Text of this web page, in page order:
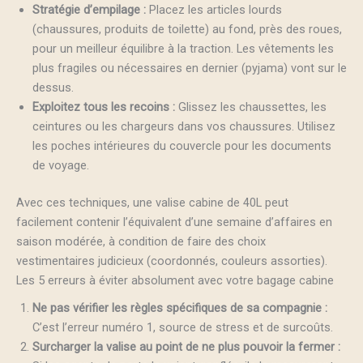
Stratégie d’empilage : Placez les articles lourds
(chaussures, produits de toilette) au fond, près des roues,
pour un meilleur équilibre à la traction. Les vêtements les
plus fragiles ou nécessaires en dernier (pyjama) vont sur le
dessus.
Exploitez tous les recoins : Glissez les chaussettes, les
ceintures ou les chargeurs dans vos chaussures. Utilisez
les poches intérieures du couvercle pour les documents
de voyage.
Avec ces techniques, une valise cabine de 40L peut
facilement contenir l’équivalent d’une semaine d’affaires en
saison modérée, à condition de faire des choix
vestimentaires judicieux (coordonnés, couleurs assorties).
Les 5 erreurs à éviter absolument avec votre bagage cabine
Ne pas vérifier les règles spécifiques de sa compagnie :
C’est l’erreur numéro 1, source de stress et de surcoûts.
Surcharger la valise au point de ne plus pouvoir la fermer :